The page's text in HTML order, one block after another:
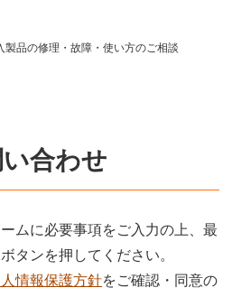
製品の修理・故障・使い方のご相談
合わせ
ムに必要事項をご入力の上、最
タンを押してください。
情報保護方針をご確認・同意の